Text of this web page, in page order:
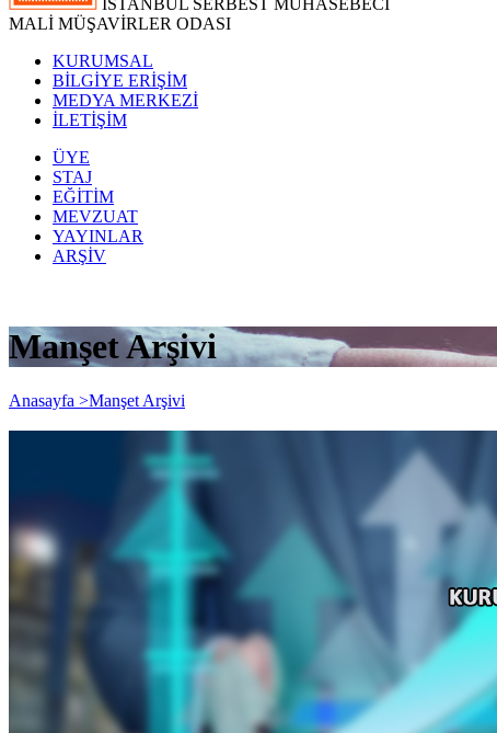
İSTANBUL SERBEST MUHASEBECİ
MALİ MÜŞAVİRLER ODASI
KURUMSAL
BİLGİYE ERİŞİM
MEDYA MERKEZİ
İLETİŞİM
ÜYE
STAJ
EĞİTİM
MEVZUAT
YAYINLAR
ARŞİV
Manşet Arşivi
Anasayfa >Manşet Arşivi